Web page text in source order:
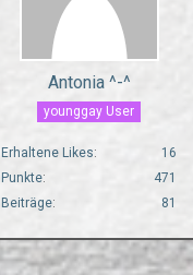
Antonia ^-^
younggay User
Erhaltene Likes
16
Punkte
471
Beiträge
81